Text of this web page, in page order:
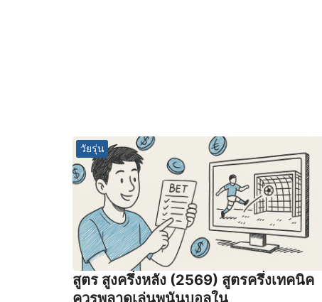
วัยรุ่น
สูตร สูงครึ่งหลัง (2569) สูตรครึ่งเทคนิค